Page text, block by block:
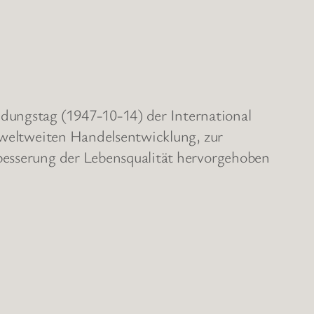
(1947-10-14) der International
Handelsentwicklung, zur
der Lebensqualität hervorgehoben